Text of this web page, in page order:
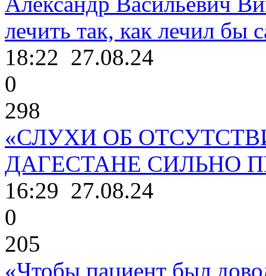
лечить так, как лечил бы
18:22 27.08.24
0
298
«СЛУХИ ОБ
ДАГЕСТАНЕ СИЛЬНО
16:29 27.08.24
0
205
«Чтобы пациент был